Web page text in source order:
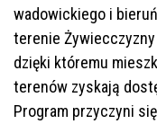
wadowickiego i
terenie
dzięki któremu
terenów zyskają
Program przyczyni